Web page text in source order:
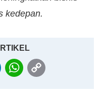
kedepan.
LINKEDINWHATSAPP